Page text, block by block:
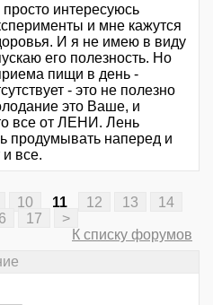
интересуюсь
и мне кажутся
И я не имею в виду
его полезность. Но
пищи в день -
- это не полезно
это Ваше, и
все от ЛЕНИ. Лень
продумывать наперед и
и все.
10 11 12 13
14
17
>
К списку форумов